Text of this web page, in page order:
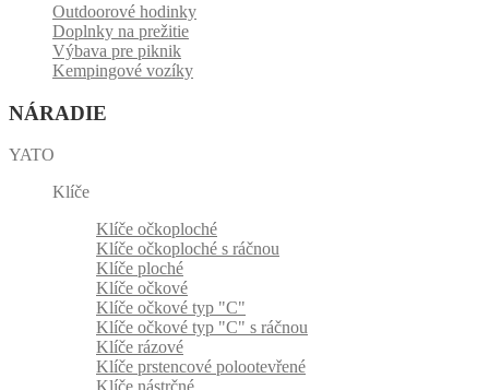
Outdoorové hodinky
Doplnky na prežitie
Výbava pre piknik
Kempingové vozíky
NÁRADIE
YATO
Klíče
Klíče očkoploché
Klíče očkoploché s ráčnou
Klíče ploché
Klíče očkové
Klíče očkové typ "C"
Klíče očkové typ "C" s ráčnou
Klíče rázové
Klíče prstencové polootevřené